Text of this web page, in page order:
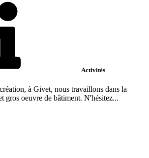
Activités
à Givet, nous travaillons dans la
gros oeuvre de bâtiment. N'hésitez...